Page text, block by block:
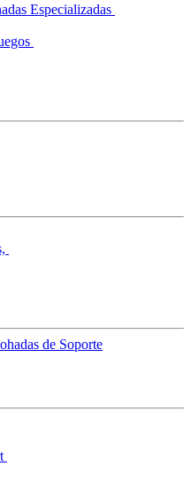
Especializadas
de Soporte